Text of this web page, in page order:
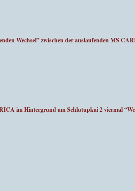
Wechsel” zwischen der auslaufenden MS
im Hintergrund am Schlutupkai 2 viermal